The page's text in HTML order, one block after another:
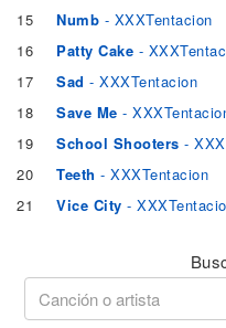
15
Numb - XXXTentacion
16
Patty Cake -
17
Sad - XXXTentacion
18
Save Me -
19
School Shooters -
20
Teeth - XXXTentacion
21
Vice City -